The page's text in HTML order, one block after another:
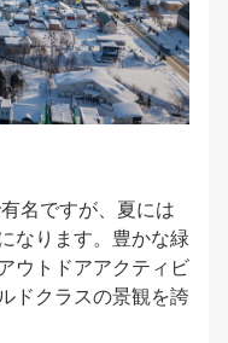
名ですが、夏には
なります。豊かな緑
ウトドアアクティビ
ドクラスの景観を誇